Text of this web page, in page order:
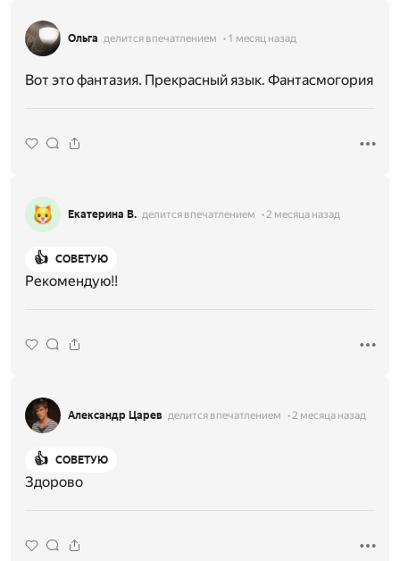
Ольга делится впечатлением 1 месяц назад
Вот это фантазия. Прекрасный язык. Фантасмогория
Екатерина В. делится впечатлением 2 месяца назад
👍 СОВЕТУЮ
Рекомендую!!
Александр Царев делится впечатлением 2 месяца назад
👍 СОВЕТУЮ
Здорово